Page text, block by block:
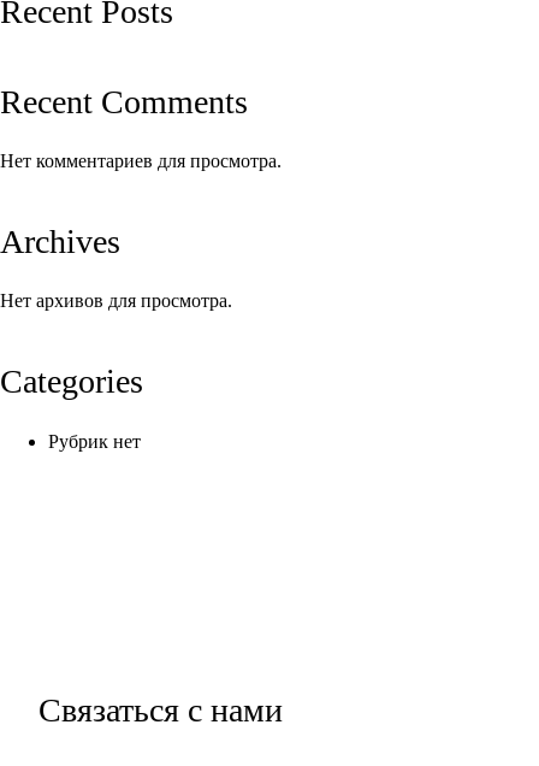
Recent Posts
Recent Comments
Нет комментариев для просмотра.
Archives
Нет архивов для просмотра.
Categories
Рубрик нет
Связаться с нами